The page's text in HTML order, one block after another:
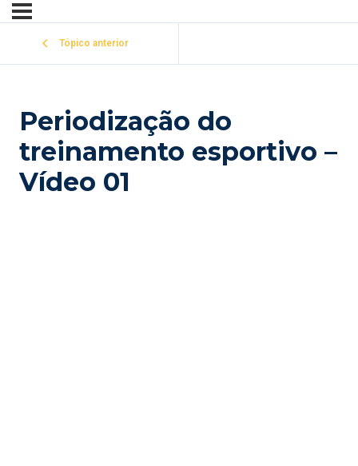
Tópico anterior
Periodização do
treinamento esportivo –
Vídeo 01